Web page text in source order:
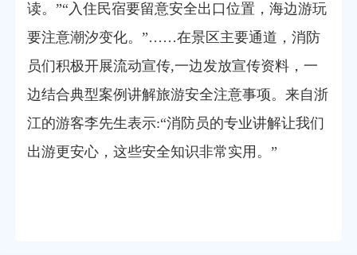
读。”“入住民宿要留意安全出口位置，海边游玩
要注意潮汐变化。”……在景区主要通道，消防
员们积极开展流动宣传,一边发放宣传资料，一
边结合典型案例讲解旅游安全注意事项。来自浙
江的游客李先生表示:“消防员的专业讲解让我们
出游更安心，这些安全知识非常实用。”